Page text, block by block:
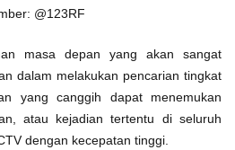
@123RF
masa depan yang akan sangat
dalam melakukan pencarian tingkat
yang canggih dapat menemukan
atau kejadian tertentu di seluruh
dengan kecepatan tinggi.